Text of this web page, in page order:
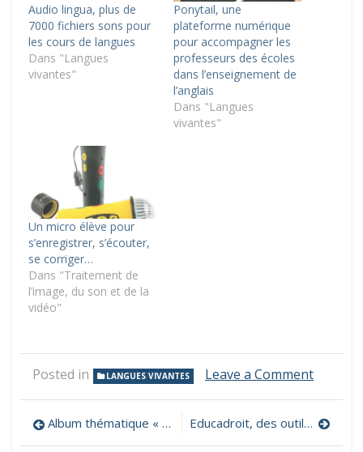
Audio lingua, plus de
7000 fichiers sons pour
les cours de langues
Dans "Langues
vivantes"
Ponytail, une
plateforme numérique
pour accompagner les
professeurs des écoles
dans l’enseignement de
l’anglais
Dans "Langues
vivantes"
Un micro élève pour
s’enregistrer, s’écouter,
se corriger…
Dans "Traitement de
l’image, du son et de la
vidéo"
Posted in LANGUES VIVANTES Leave a Commenton
carte
sonore
Navigation
Album thématique « Comprendre pour agir : Les médias et l’information » Educadroit, des outils pour sensibiliser les enfants et les jeunes à leurs droits et responsabilités dans leurs usages du numérique